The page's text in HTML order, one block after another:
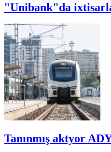
"Unibank"da
Tanınmış aktyor